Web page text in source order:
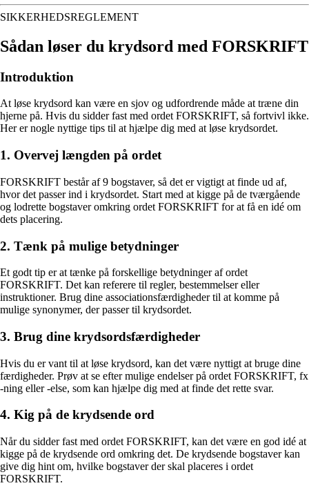
SIKKERHEDSREGLEMENT
Sådan løser du krydsord med FORSKRIFT
Introduktion
At løse krydsord kan være en sjov og udfordrende måde at træne din
hjerne på. Hvis du sidder fast med ordet FORSKRIFT, så fortvivl ikke.
Her er nogle nyttige tips til at hjælpe dig med at løse krydsordet.
1. Overvej længden på ordet
FORSKRIFT består af 9 bogstaver, så det er vigtigt at finde ud af,
hvor det passer ind i krydsordet. Start med at kigge på de tværgående
og lodrette bogstaver omkring ordet FORSKRIFT for at få en idé om
dets placering.
2. Tænk på mulige betydninger
Et godt tip er at tænke på forskellige betydninger af ordet
FORSKRIFT. Det kan referere til regler, bestemmelser eller
instruktioner. Brug dine associationsfærdigheder til at komme på
mulige synonymer, der passer til krydsordet.
3. Brug dine krydsordsfærdigheder
Hvis du er vant til at løse krydsord, kan det være nyttigt at bruge dine
færdigheder. Prøv at se efter mulige endelser på ordet FORSKRIFT, fx
-ning eller -else, som kan hjælpe dig med at finde det rette svar.
4. Kig på de krydsende ord
Når du sidder fast med ordet FORSKRIFT, kan det være en god idé at
kigge på de krydsende ord omkring det. De krydsende bogstaver kan
give dig hint om, hvilke bogstaver der skal placeres i ordet
FORSKRIFT.